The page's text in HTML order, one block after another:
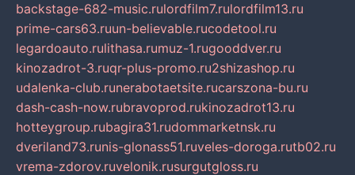
backstage-682-music.rulordfilm7.rulordfilm13.ru
prime-cars63.ruun-believable.rucodetool.ru
legardoauto.rulithasa.rumuz-1.rugooddver.ru
kinozadrot-3.ruqr-plus-promo.ru2shizashop.ru
udalenka-club.runerabotaetsite.rucarszona-bu.ru
dash-cash-now.rubravoprod.rukinozadrot13.ru
hotteygroup.rubagira31.rudommarketnsk.ru
dveriland73.runis-glonass51.ruveles-doroga.rutb02.ru
vrema-zdorov.ruvelonik.rusurgutgloss.ru